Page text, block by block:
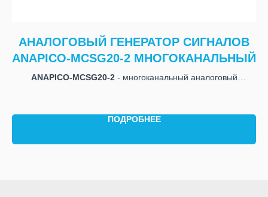
АНАЛОГОВЫЙ ГЕНЕРАТОР СИГНАЛОВ
ANAPICO-MCSG20-2 МНОГОКАНАЛЬНЫЙ
ANAPICO-MCSG20-2 - многоканальный аналоговый
ПОДРОБНЕЕ